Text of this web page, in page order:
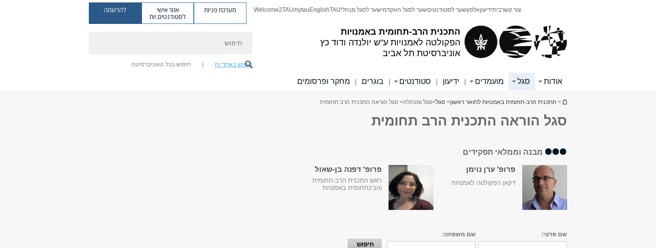
התכנית הרב-תחומית באמנויות
הפקולטה לאמנויות ע"ש יולנדה ודוד כץ
אוניברסיטת תל אביב
צור קשרביתידיעוןאלפוןשער לסטודנטיםשער לסגל האקדמישער לסגל מנהליTAU
English
mytau
Welcome2TAU מערכת פניות אזור אישי
לסטודנטים.יות
להרשמה
חיפוש באתר זה חיפוש בכל האוניברסיטה
אודות סגל מועמדים | ידיעון | סטודנטים | בוגרים | מחקר ופרסומים
הינך נמצא כאן
> התכנית הרב-תחומית באמנויות לתואר ראשון> סגל>סגל ומנהלה> סגל הוראה התכנית הרב תחומית
סגל הוראה התכנית הרב תחומית
מבנה וממלאי תפקידים
פרופ' ערן נוימן
דקאן הפקולטה לאמנויות
פרופ' דפנה בן-שאול
ראש התכנית הרב-תחומית
והבינתחומית באמנויות
שם פרטי: שם משפחה: